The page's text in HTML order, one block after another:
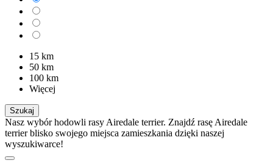
15 km
50 km
100 km
Więcej
Szukaj
Nasz wybór hodowli rasy Airedale terrier. Znajdź rasę Airedale
terrier blisko swojego miejsca zamieszkania dzięki naszej
wyszukiwarce!